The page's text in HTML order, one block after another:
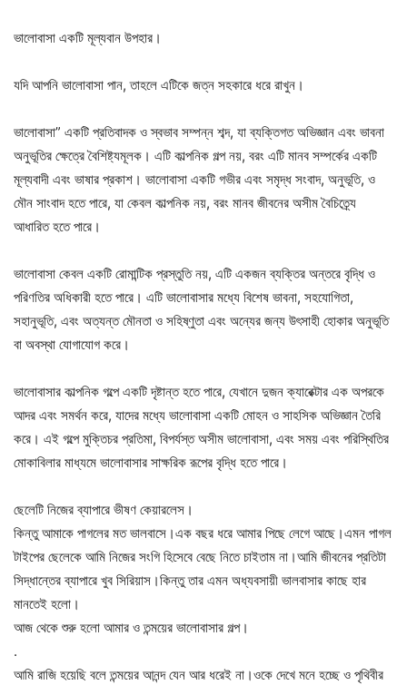
ভালোবাসা একটি মূল্যবান উপহার।
যদি আপনি ভালোবাসা পান, তাহলে এটিকে জত্ন সহকারে ধরে রাখুন।
ভালোবাসা” একটি প্রতিবাদক ও স্বভাব সম্পন্ন শব্দ, যা ব্যক্তিগত অভিজ্ঞান এবং ভাবনা
অনুভূতির ক্ষেত্রে বৈশিষ্ট্যমূলক। এটি কাল্পনিক গল্প নয়, বরং এটি মানব সম্পর্কের একটি
মূল্যবাদী এবং ভাষার প্রকাশ। ভালোবাসা একটি গভীর এবং সমৃদ্ধ সংবাদ, অনুভূতি, ও
মৌন সাংবাদ হতে পারে, যা কেবল কাল্পনিক নয়, বরং মানব জীবনের অসীম বৈচিত্র্যে
আধারিত হতে পারে।
ভালোবাসা কেবল একটি রোমান্টিক প্রস্তুতি নয়, এটি একজন ব্যক্তির অন্তরে বৃদ্ধি ও
পরিণতির অধিকারী হতে পারে। এটি ভালোবাসার মধ্যে বিশেষ ভাবনা, সহযোগিতা,
সহানুভূতি, এবং অত্যন্ত মৌনতা ও সহিষ্ণুতা এবং অন্যের জন্য উৎসাহী হোকার অনুভূতি
বা অবস্থা যোগাযোগ করে।
ভালোবাসার কাল্পনিক গল্পে একটি দৃষ্টান্ত হতে পারে, যেখানে দুজন ক্যারেক্টার এক অপরকে
আদর এবং সমর্থন করে, যাদের মধ্যে ভালোবাসা একটি মোহন ও সাহসিক অভিজ্ঞান তৈরি
করে। এই গল্পে মুক্তিচর প্রতিমা, বিপর্যস্ত অসীম ভালোবাসা, এবং সময় এবং পরিস্থিতির
মোকাবিলার মাধ্যমে ভালোবাসার সাক্ষরিক রূপের বৃদ্ধি হতে পারে।
ছেলেটি নিজের ব্যাপারে ভীষণ কেয়ারলেস।
কিন্তু আমাকে পাগলের মত ভালবাসে।এক বছর ধরে আমার পিছে লেগে আছে।এমন পাগল
টাইপের ছেলেকে আমি নিজের সংগি হিসেবে বেছে নিতে চাইতাম না।আমি জীবনের প্রতিটা
সিদ্ধান্তের ব্যাপারে খুব সিরিয়াস।কিন্তু তার এমন অধ্যবসায়ী ভালবাসার কাছে হার
মানতেই হলো।
আজ থেকে শুরু হলো আমার ও তন্ময়ের ভালোবাসার গল্প।
.
আমি রাজি হয়েছি বলে তন্ময়ের আনন্দ যেন আর ধরেই না।ওকে দেখে মনে হচ্ছে ও পৃথিবীর